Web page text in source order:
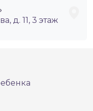
д. 11, 3 этаж